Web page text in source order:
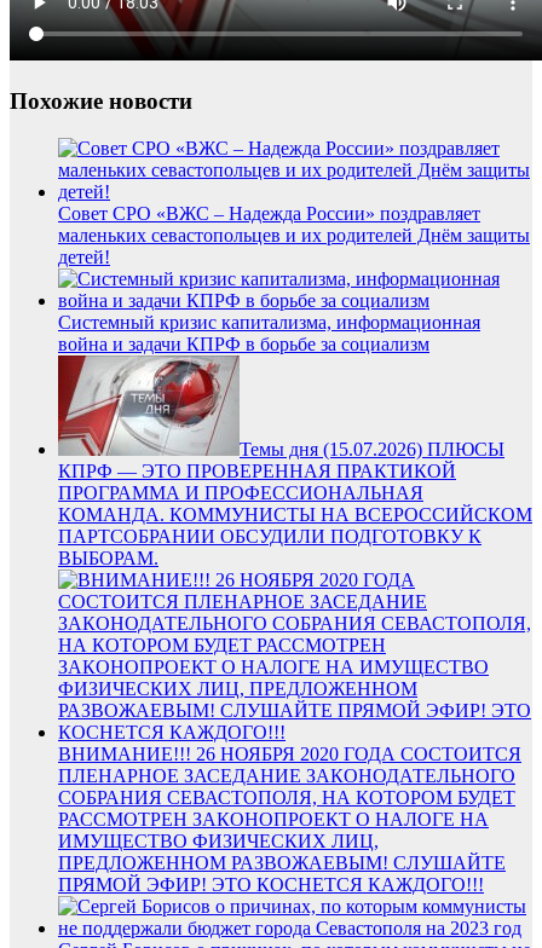
Похожие новости
Совет СРО «ВЖС – Надежда России» поздравляет
маленьких севастопольцев и их родителей Днём защиты
детей!
Системный кризис капитализма, информационная
война и задачи КПРФ в борьбе за социализм
Темы дня (15.07.2026) ПЛЮСЫ
КПРФ — ЭТО ПРОВЕРЕННАЯ ПРАКТИКОЙ
ПРОГРАММА И ПРОФЕССИОНАЛЬНАЯ
КОМАНДА. КОММУНИСТЫ НА ВСЕРОССИЙСКОМ
ПАРТСОБРАНИИ ОБСУДИЛИ ПОДГОТОВКУ К
ВЫБОРАМ.
ВНИМАНИЕ!!! 26 НОЯБРЯ 2020 ГОДА СОСТОИТСЯ
ПЛЕНАРНОЕ ЗАСЕДАНИЕ ЗАКОНОДАТЕЛЬНОГО
СОБРАНИЯ СЕВАСТОПОЛЯ, НА КОТОРОМ БУДЕТ
РАССМОТРЕН ЗАКОНОПРОЕКТ О НАЛОГЕ НА
ИМУЩЕСТВО ФИЗИЧЕСКИХ ЛИЦ,
ПРЕДЛОЖЕННОМ РАЗВОЖАЕВЫМ! СЛУШАЙТЕ
ПРЯМОЙ ЭФИР! ЭТО КОСНЕТСЯ КАЖДОГО!!!